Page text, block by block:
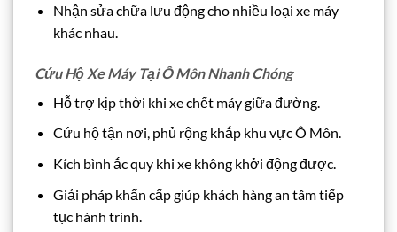
Nhận sửa chữa lưu động cho nhiều loại xe máy
khác nhau.
Cứu Hộ Xe Máy Tại Ô Môn Nhanh Chóng
Hỗ trợ kịp thời khi xe chết máy giữa đường.
Cứu hộ tận nơi, phủ rộng khắp khu vực Ô Môn.
Kích bình ắc quy khi xe không khởi động được.
Giải pháp khẩn cấp giúp khách hàng an tâm tiếp
tục hành trình.